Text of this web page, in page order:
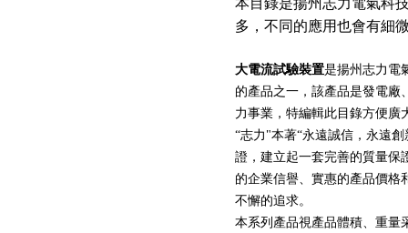
本目錄是揚州志力電氣科
多，不同的應用也會有細
大電流試驗裝置是揚州志力電
的產品之一，該產品是發電廠
力事業，特編輯此目錄方便廣
“志力"本著“永遠誠信，永遠
證，建立起一套完善的質量保
的企業信譽、實惠的產品價格
不懈的追求。
本系列產品視產品體積、重量